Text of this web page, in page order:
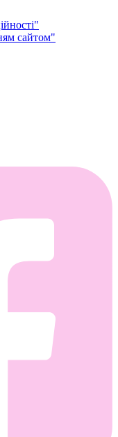
сайтом"